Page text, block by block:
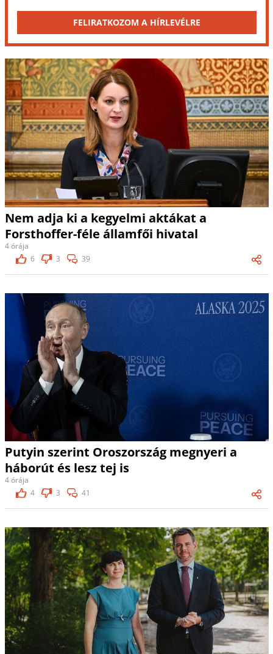
FELIRATKOZOM A HÍRLEVÉLRE
Nem adja ki a kegyelmi aktákat a
Forsthoffer-féle államfői hivatal
4 órája
6
3 39
Putyin szerint Oroszország megnyeri a
háborút és lesz tej is
4 órája
4
3 41